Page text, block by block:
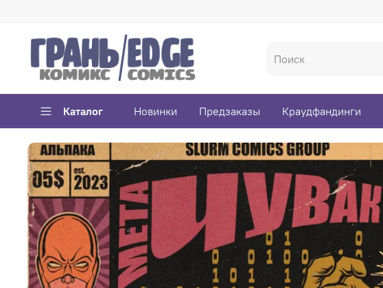
Каталог Новинки Предзаказы Краудфандинги